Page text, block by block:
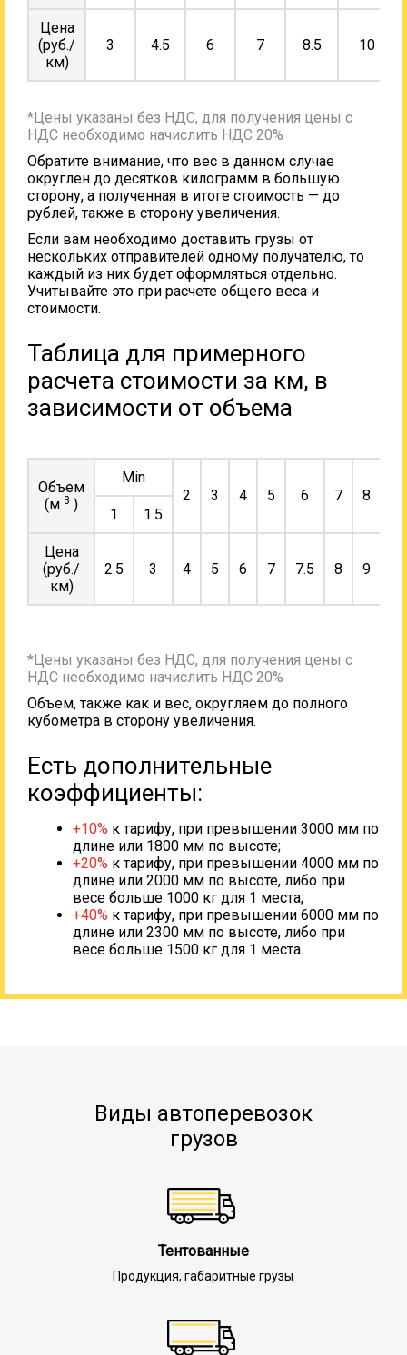
Цена
(руб./
км)
3 4.5 6 7 8.5 10
*Цены указаны без НДС, для получения цены с
НДС необходимо начислить НДС 20%
Обратите внимание, что вес в данном случае
округлен до десятков килограмм в большую
сторону, а полученная в итоге стоимость — до
рублей, также в сторону увеличения.
Если вам необходимо доставить грузы от
нескольких отправителей одному получателю, то
каждый из них будет оформляться отдельно.
Учитывайте это при расчете общего веса и
стоимости.
Таблица для примерного
расчета стоимости за км, в
зависимости от объема
Объем
(м 3 )
Min
2
3 4 5 6 7 8
1
1.5
Цена
(руб./
км)
2.5 3 4 5 6 7 7.5 8 9
*Цены указаны без НДС, для получения цены с
НДС необходимо начислить НДС 20%
Объем, также как и вес, округляем до полного
кубометра в сторону увеличения.
Есть дополнительные
коэффициенты:
+10% к тарифу, при превышении 3000 мм по
длине или 1800 мм по высоте;
+20% к тарифу, при превышении 4000 мм по
длине или 2000 мм по высоте, либо при
весе больше 1000 кг для 1 места;
+40% к тарифу, при превышении 6000 мм по
длине или 2300 мм по высоте, либо при
весе больше 1500 кг для 1 места.
Виды автоперевозок
грузов
Тентованные
Продукция, габаритные грузы